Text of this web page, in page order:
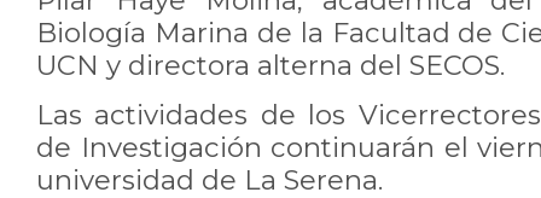
Biología Marina de la Facultad de
UCN y directora alterna del SECOS.
Las actividades de los
de Investigación continuarán el
universidad de La Serena.